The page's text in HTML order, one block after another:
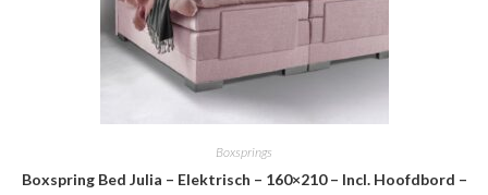
Boxsprings
Boxspring Bed Julia – Elektrisch – 160×210 – Incl. Hoofdbord –